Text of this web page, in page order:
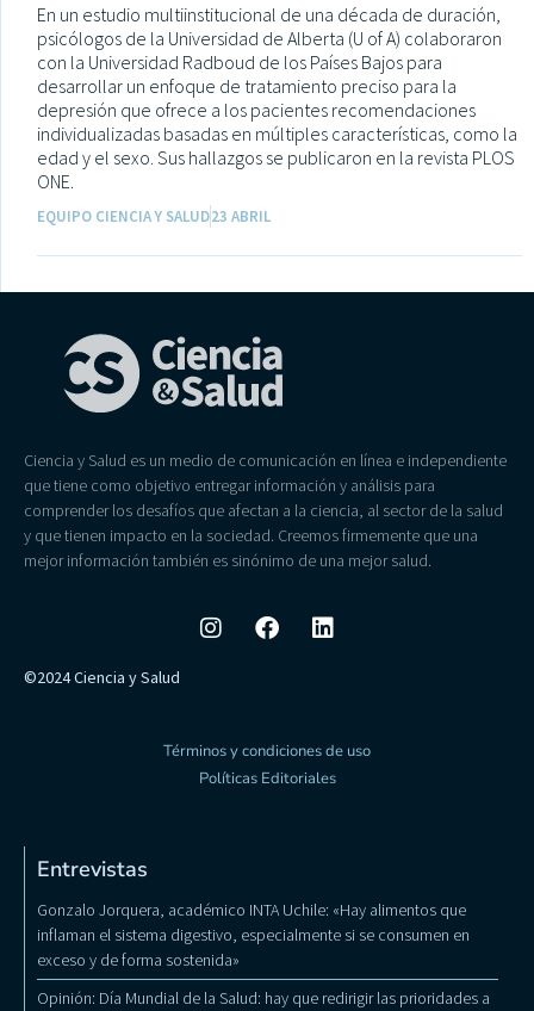
En un estudio multiinstitucional de una década de duración,
psicólogos de la Universidad de Alberta (U of A) colaboraron
con la Universidad Radboud de los Países Bajos para
desarrollar un enfoque de tratamiento preciso para la
depresión que ofrece a los pacientes recomendaciones
individualizadas basadas en múltiples características, como la
edad y el sexo. Sus hallazgos se publicaron en la revista PLOS
ONE.
EQUIPO CIENCIA Y SALUD23 ABRIL
Ciencia y Salud es un medio de comunicación en línea e independiente
que tiene como objetivo entregar información y análisis para
comprender los desafíos que afectan a la ciencia, al sector de la salud
y que tienen impacto en la sociedad. Creemos firmemente que una
mejor información también es sinónimo de una mejor salud.
©2024 Ciencia y Salud
Términos y condiciones de uso
Políticas Editoriales
Entrevistas
Gonzalo Jorquera, académico INTA Uchile: «Hay alimentos que
inflaman el sistema digestivo, especialmente si se consumen en
exceso y de forma sostenida»
Opinión: Día Mundial de la Salud: hay que redirigir las prioridades a